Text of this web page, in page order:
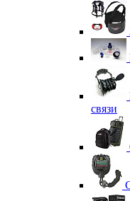
связи